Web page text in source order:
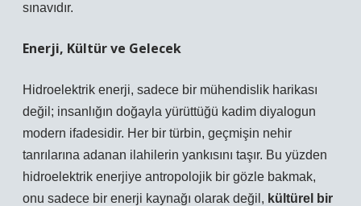
sınavıdır.
Enerji, Kültür ve Gelecek
Hidroelektrik enerji, sadece bir mühendislik harikası
değil; insanlığın doğayla yürüttüğü kadim diyalogun
modern ifadesidir. Her bir türbin, geçmişin nehir
tanrılarına adanan ilahilerin yankısını taşır. Bu yüzden
hidroelektrik enerjiye antropolojik bir gözle bakmak,
onu sadece bir enerji kaynağı olarak değil, kültürel bir